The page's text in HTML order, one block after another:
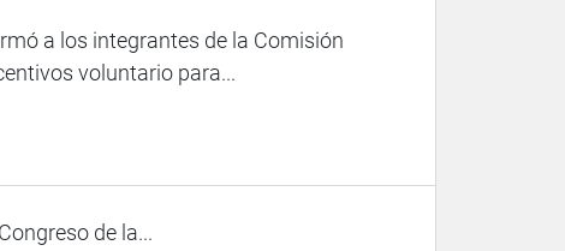
a los integrantes de la Comisión
voluntario para...
de la...